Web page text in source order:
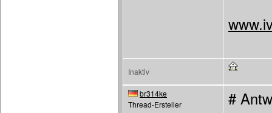
Inaktiv
br314ke
Thread-Ersteller
#